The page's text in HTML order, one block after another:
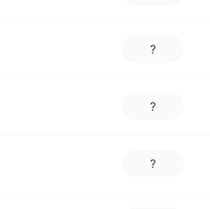
?
?
?